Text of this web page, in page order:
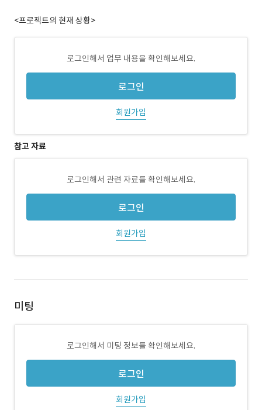
<프로젝트의 현재 상황>
로그인해서 업무 내용을 확인해보세요.
로그인
회원가입
참고 자료
로그인해서 관련 자료를 확인해보세요.
로그인
회원가입
미팅
로그인해서 미팅 정보를 확인해보세요.
로그인
회원가입